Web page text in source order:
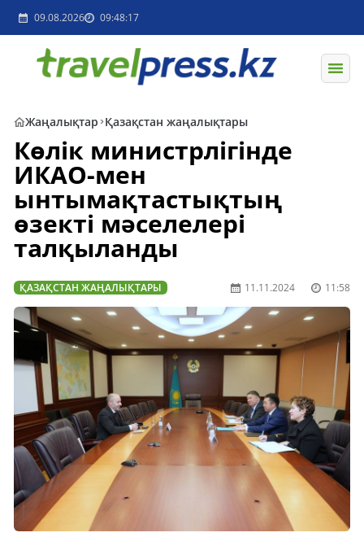
09.08.2026 09:48:17
Жаңалықтар Қазақстан жаңалықтары
Көлік министрлігінде
ИКАО-мен
ынтымақтастықтың
өзекті мәселелері
талқыланды
ҚАЗАҚСТАН ЖАҢАЛЫҚТАРЫ 11.11.2024 11:58